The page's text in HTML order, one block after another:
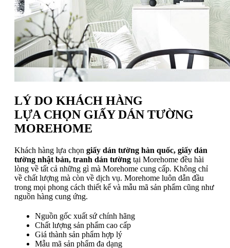
LÝ DO KHÁCH HÀNG
LỰA CHỌN GIẤY DÁN TƯỜNG
MOREHOME
Khách hàng lựa chọn giấy dán tường hàn quốc, giấy dán
tường nhật bản, tranh dán tường tại Morehome đều hài
lòng về tất cả những gì mà Morehome cung cấp. Không chỉ
về chất lượng mà còn về dịch vụ. Morehome luôn dẫn đầu
trong mọi phong cách thiết kế và mẫu mã sản phẩm cũng như
nguồn hàng cung ứng.
Nguồn gốc xuất sứ chính hãng
Chất lượng sản phẩm cao cấp
Giá thành sản phẩm hợp lý
Mẫu mã sản phẩm đa dạng